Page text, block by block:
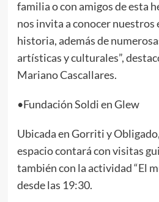
familia o con amigos de esta
nos invita a conocer nuestros
historia, además de
artísticas y culturales”,
Mariano Cascallares.
•Fundación Soldi en Glew
Ubicada en Gorriti y
espacio contará con visitas
también con la actividad “El
desde las 19:30.